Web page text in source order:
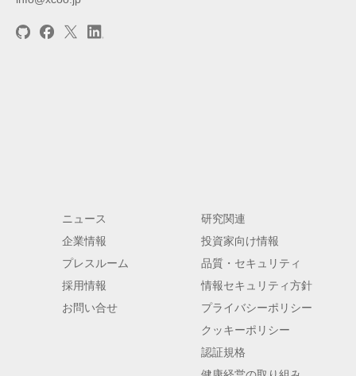
ニュース
企業情報
プレスルーム
採用情報
お問い合せ
研究関連
投資家向け情報
品質・セキュリティ
情報セキュリティ方針
プライバシーポリシー
クッキーポリシー
認証規格